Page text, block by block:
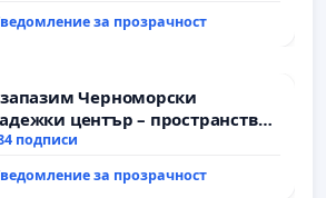
за прозрачност
Черноморски
център – пространство
младите на Варна
подписи
за прозрачност